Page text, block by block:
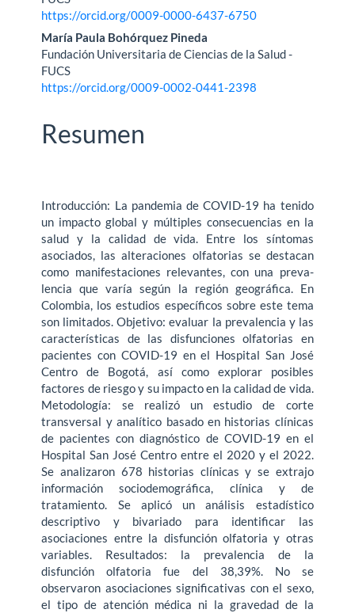
https://orcid.org/0009-0000-6437-6750
María Paula Bohórquez Pineda
Fundación Universitaria de Ciencias de la Salud -
FUCS
https://orcid.org/0009-0002-0441-2398
Resumen
Introducción: La pandemia de COVID-19 ha tenido
un impacto global y múltiples consecuencias en la
salud y la calidad de vida. Entre los síntomas
asociados, las alteraciones olfatorias se destacan
como manifestaciones relevantes, con una preva­
lencia que varía según la región geográfica. En
Colombia, los estudios específicos sobre este tema
son limitados. Objetivo: evaluar la prevalencia y las
características de las disfunciones olfatorias en
pacientes con COVID-19 en el Hospital San José
Centro de Bogotá, así como explorar posibles
factores de riesgo y su impacto en la calidad de vida.
Metodología: se realizó un estudio de corte
transversal y analítico basado en historias clínicas
de pacientes con diagnóstico de COVID-19 en el
Hospi­tal San José Centro entre el 2020 y el 2022.
Se analizaron 678 historias clínicas y se extrajo
información sociodemográfica, clínica y de
tratamiento. Se aplicó un análisis estadístico
descriptivo y bivariado para identificar las
asociaciones entre la disfun­ción olfatoria y otras
variables. Resultados: la prevalencia de la
disfunción olfatoria fue del 38,39%. No se
observaron asociaciones significativas con el sexo,
el tipo de atención médica ni la gravedad de la